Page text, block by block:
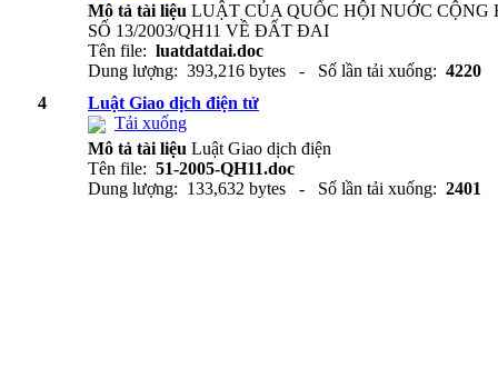
Mô tả tài liệu LUẬT CỦA QUỐC HỘI NUỚC
SỐ 13/2003/QH11 VỀ ÐẤT ÐAI
Tên file: luatdatdai.doc
Dung lượng: 393,216 bytes - Số lần tải xuống: 4220
4
Luật Giao dịch điện tử
Tải xuống
Mô tả tài liệu Luật Giao dịch điện
Tên file: 51-2005-QH11.doc
Dung lượng: 133,632 bytes - Số lần tải xuống: 2401